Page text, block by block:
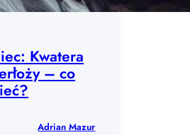
Kwatera
– co
Adrian Mazur